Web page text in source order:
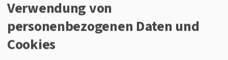
Verwendung von
personenbezogenen Daten und
Cookies